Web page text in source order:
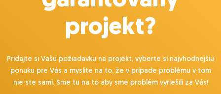
projekt?
Pridajte si Vašu požiadavku na projekt, vyberte si najvhodnejšiu
ponuku pre Vás a myslite na to, že v prípade problému v tom
nie ste sami. Sme tu na to aby sme problém vyriešili za Vás!